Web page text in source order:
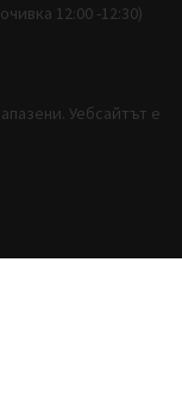
12:00 -12:30)
Уебсайтът е